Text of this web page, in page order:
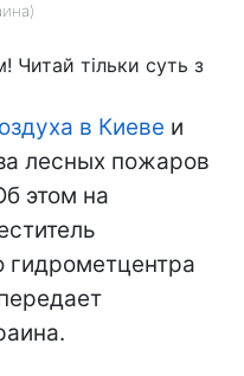
Читай тільки суть з
в Киеве и
лесных пожаров
этом на
гидрометцентра